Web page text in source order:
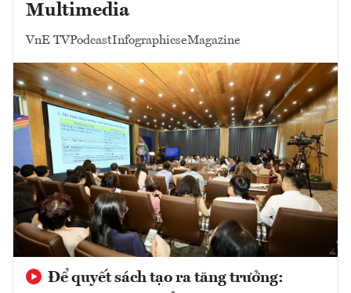
Multimedia
VnE TVPodcastInfographicseMagazine
Để quyết sách tạo ra tăng trưởng: